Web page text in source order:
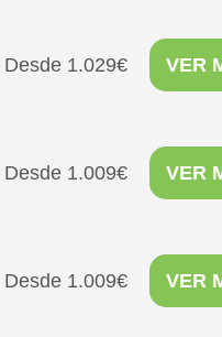
Desde 1.029€ VER
Desde 1.009€ VER
Desde 1.009€ VER